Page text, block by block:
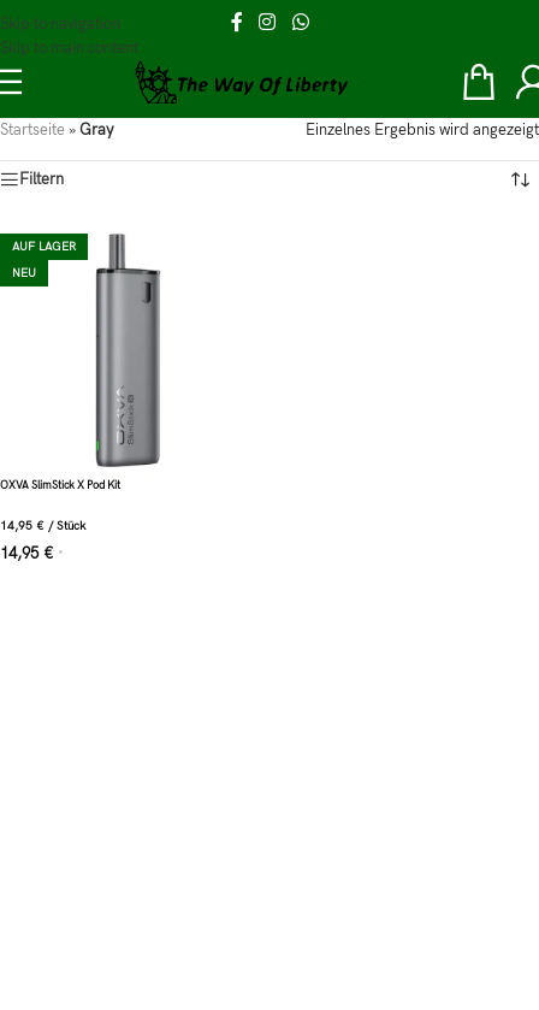
Skip to navigation
Skip to main content
Startseite »Gray Einzelnes Ergebnis wird angezeigt
Filtern
AUF LAGER
NEU
OXVA SlimStick X Pod Kit
14,95 € /Stück
14,95 € *